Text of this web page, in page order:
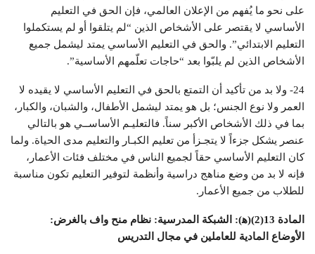
على نحو ما يُفهم من الإعلان العالمي، فإن الحق في التعليم
الأساسي لا يقتصر على الأشخاص الذين “لم يتلقوا أو لم يستكملوا
التعليم الابتدائي”. والحق في التعليم الأساسي يمتد ليشمل جميع
الأشخاص الذين لم يلبّوا بعد “حاجات تعلّمهم الأساسية”.
24- ولا بد من تأكيد أن التمتع بالحق في التعليم الأساسي لا يقيده لا
العمر ولا نوع الجنس؛ بل هو يمتد ليشمل الأطفال، والشبان، والكبار،
بما في ذلك الأشخاص الأكبر سناً. فالتعليـم الأساســي هو بالتالي
عنصر يشكل جزءاً لا يتجـزأ من تعليم الكبـار والتعليم مدى الحياة. ولما
كان التعليم الأساسي حقاً لجميع الناس في مختلف فئات الأعمار،
فإنه لا بد من وضع مناهج دراسية وأنظمة لتوفير التعليم تكون مناسبة
للطلاب من جميع الأعمار.
المادة 13(2)(ﻫ): الشبكة المدرسية: نظام منح واف بالغرض:
الأوضاع المادية للعاملين في مجال التدريس